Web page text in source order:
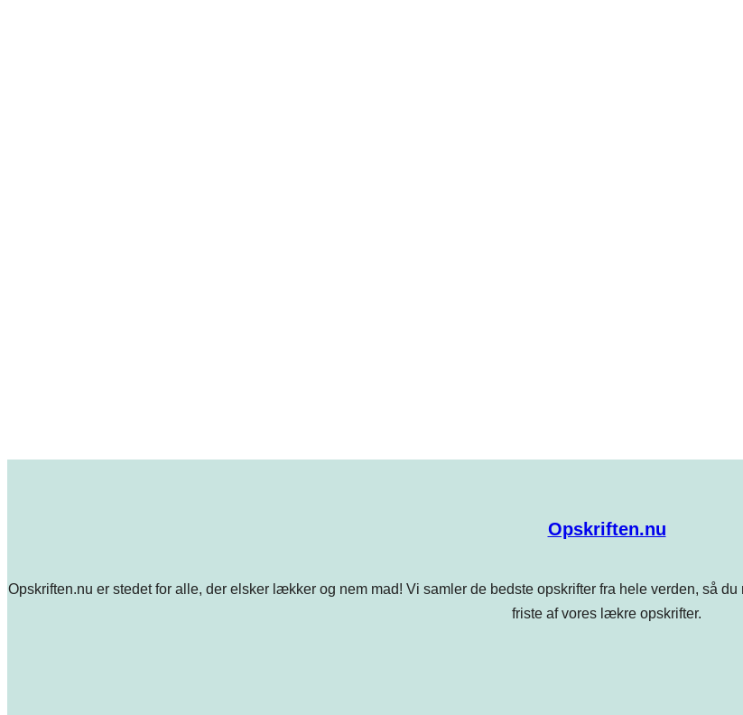
Opskriften.nu
Opskriften.nu er stedet for alle, der elsker lækker og nem mad! Vi samler de bedste opskrifter fra hele verden, så
friste af vores lækre opskrifter.